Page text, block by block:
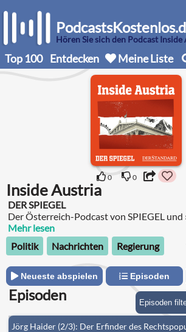
Hören Sie sich den Podcast Inside
Top 100 Entdecken Meine Liste
0 0
Inside Austria
DER SPIEGEL
Der Österreich-Podcast von SPIEGEL und
Mehr lesen
Politik
Nachrichten Regierung
Neueste abspielen Episoden
Episoden
Jörg Haider (2/3): Der Erfinder des